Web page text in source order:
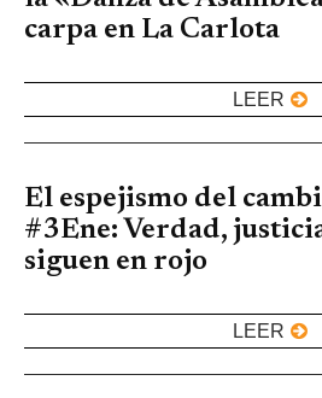
carpa en La Carlota
LEER
El espejismo del
#3Ene: Verdad,
siguen en rojo
LEER